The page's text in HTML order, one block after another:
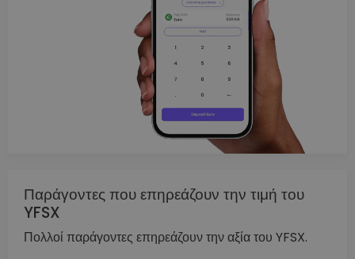
Παράγοντες που επηρεάζουν την τιμή του
YFSX
Πολλοί παράγοντες επηρεάζουν την αξία του YFSX.